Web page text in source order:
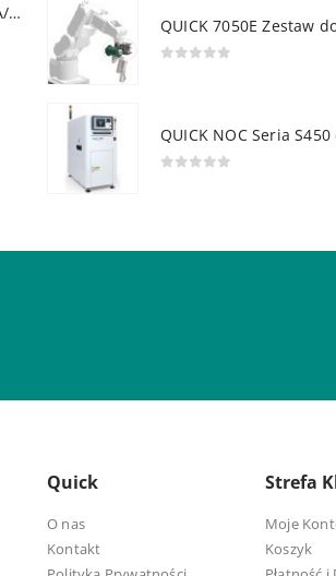
Grot Q-T-1.5C do Quick 236/706/936A/3104/3102/TS1100
Quick
O nas
Kontakt
Strefa
Moje
Koszyk